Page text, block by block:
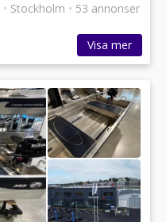
• Stockholm • 53 annonser
Visa mer